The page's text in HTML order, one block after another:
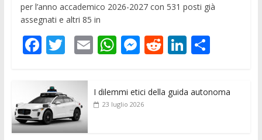
per l’anno accademico 2026-2027 con 531 posti già
assegnati e altri 85 in
F
e
b
o
T
itt
er
E
ai
l
W
s
M
ss
e
R
di
Li
e
C
di
I dilemmi etici della guida autonoma
23 luglio 2026